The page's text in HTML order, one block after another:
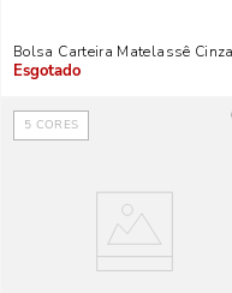
Bolsa Carteira Matelassê
Indisponível
5 CORES